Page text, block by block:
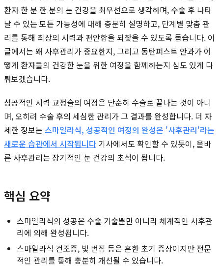
환자 한 분 한 분의 눈 건강을 최우선으로 생각하며, 수술 후 나타
날 수 있는 모든 가능성에 대해 충분히 설명하고, 단계별 맞춤 관
리를 통해 최상의 시력과 편안함을 되찾을 수 있도록 돕습니다. 이
글에서는 왜 사후관리가 중요한지, 그리고 동탄퍼스트 안과가 어
떻게 환자들의 건강한 눈을 위한 여정을 함께하는지 심도 있게 다
뤄보겠습니다.
성공적인 시력 교정술의 여정은 단순히 수술로 끝나는 것이 아니
며, 오히려 수술 후의 세심한 관리가 그 결과를 완성합니다. 더 자
세한 정보는 스마일라식, 성공적인 여정의 완성은 '사후관리'라는
새로운 습관에서 시작됩니다 기사에서도 확인할 수 있듯이, 올바
른 사후관리는 장기적인 눈 건강의 초석이 됩니다.
핵심 요약
스마일라식의 성공은 수술 기술뿐만 아니라 체계적인 사후관
리에 의해 완성됩니다.
스마일라식 건조증, 빛 번짐 등은 흔한 초기 증상이지만 전문
적인 관리를 통해 충분히 개선될 수 있습니다.